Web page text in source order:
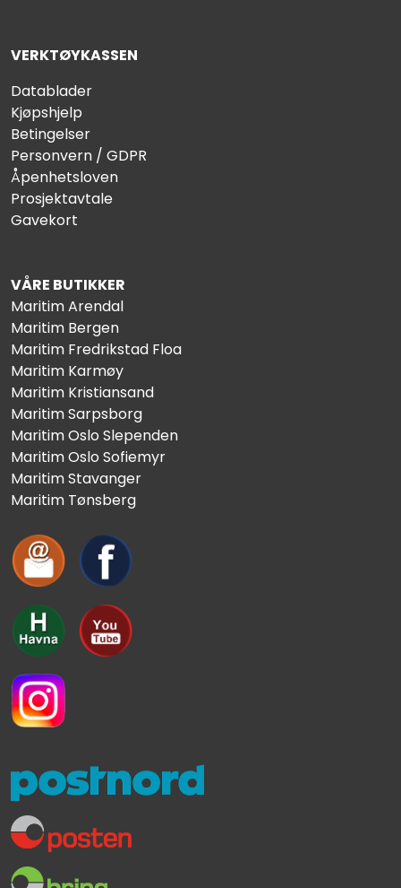
VERKTØYKASSEN
Datablader
Kjøpshjelp
Betingelser
Personvern / GDPR
Åpenhetsloven
Prosjektavtale
Gavekort
VÅRE BUTIKKER
Maritim Arendal
Maritim Bergen
Maritim Fredrikstad Floa
Maritim Karmøy
Maritim Kristiansand
Maritim Sarpsborg
Maritim Oslo Slependen
Maritim Oslo Sofiemyr
Maritim Stavanger
Maritim Tønsberg